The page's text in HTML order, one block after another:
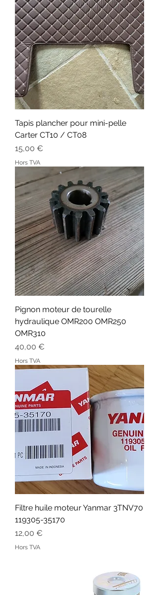
Tapis plancher pour mini-pelle
Carter CT10 / CT08
Prix
15,00 €
Hors TVA
Pignon moteur de tourelle
hydraulique OMR200 OMR250
OMR310
Prix
40,00 €
Hors TVA
Filtre huile moteur Yanmar 3TNV70
119305-35170
Prix
12,00 €
Hors TVA